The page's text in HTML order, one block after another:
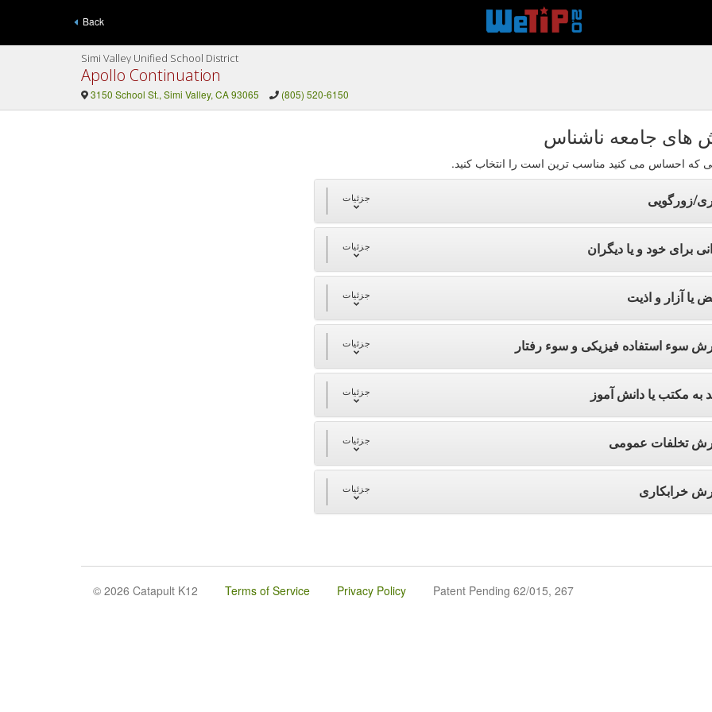
Back
Simi Valley Unified School District
Apollo Continuation
3150 School St., Simi Valley, CA 93065 (805) 520-6150
های جامعه ناشناس
که احساس می کنید مناسب ترین است را انتخاب کنید.
زورگویی جزئیات
برای خود و یا دیگران جزئیات
یا آزار و اذیت جزئیات
سوء استفاده فیزیکی و سوء رفتار جزئیات
به مکتب یا دانش آموز جزئیات
تخلفات عمومی جزئیات
خرابکاری جزئیات
© 2026 Catapult K12 Terms of Service Privacy Policy Patent Pending 62/015, 267